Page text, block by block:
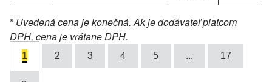
* Uvedená cena je konečná. Ak je dodávateľ platcom
DPH, cena je vrátane DPH.
1 2 3 4 5 ... 17